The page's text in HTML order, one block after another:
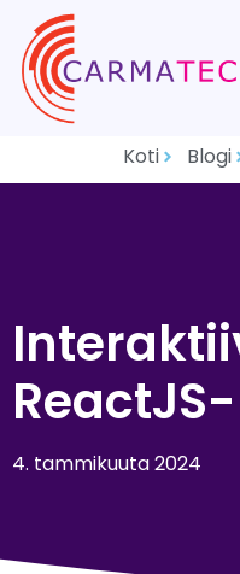
Koti Blogi
4. tammikuuta 2024